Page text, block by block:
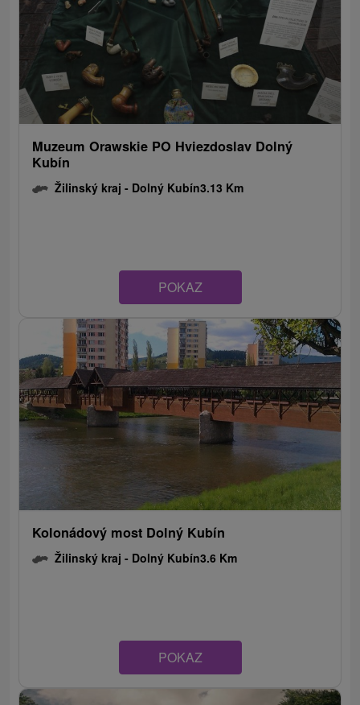
Muzeum Orawskie PO Hviezdoslav Dolný
Kubín
Žilinský kraj - Dolný Kubín3.13 Km
POKAZ
Kolonádový most Dolný Kubín
Žilinský kraj - Dolný Kubín3.6 Km
POKAZ